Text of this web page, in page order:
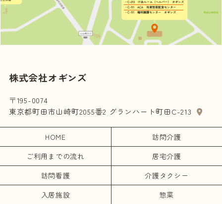
株式会社オギンズ
〒195-0074
東京都町田市山崎町2055番2 グランハート町田C-213
HOME
訪問介護
ご利用までの流れ
居宅介護
訪問看護
介護タクシー
入居施設
惣菜